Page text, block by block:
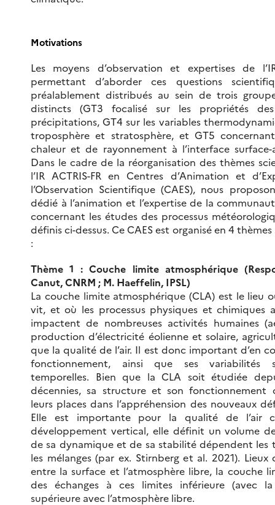
Motivations
Les moyens d’observation et expertises de l’IR
permettant d’aborder ces questions
préalablement distribués au sein de trois
distincts (GT3 focalisé sur les propriétés
précipitations, GT4 sur les variables
troposphère et stratosphère, et GT5
chaleur et de rayonnement à l’interface surface-
Dans le cadre de la réorganisation des thèmes
l’IR ACTRIS-FR en Centres d’Animation et
l’Observation Scientifique (CAES), nous
dédié à l’animation et l’expertise de la
concernant les études des processus
définis ci-dessus. Ce CAES est organisé en 4
:
Thème 1 : Couche limite atmosphérique
Canut, CNRM ; M. Haeffelin, IPSL)
La couche limite atmosphérique (CLA) est le lieu
vit, et où les processus physiques et chimiques
impactent de nombreuses activités humaines
production d’électricité éolienne et solaire,
que la qualité de l’air. Il est donc important d’en
fonctionnement, ainsi que ses variabilités
temporelles. Bien que la CLA soit étudiée
décennies, sa structure et son fonctionnement
leurs places dans l’appréhension des nouveaux
Elle est importante pour la qualité de l’air
développement vertical, elle définit un volume
de sa dynamique et de sa stabilité dépendent les
les mélanges (par ex. Stirnberg et al. 2021). Lieux
entre la surface et l’atmosphère libre, la couche
des échanges à ces limites inférieure (avec
supérieure avec l’atmosphère libre.